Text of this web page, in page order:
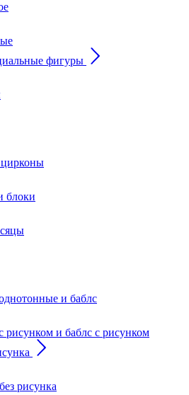
фигуры
блоки
и баблс
рисунком и баблс с рисунком
рисунка